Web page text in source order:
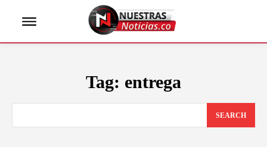
Tag: entrega
SEARCH